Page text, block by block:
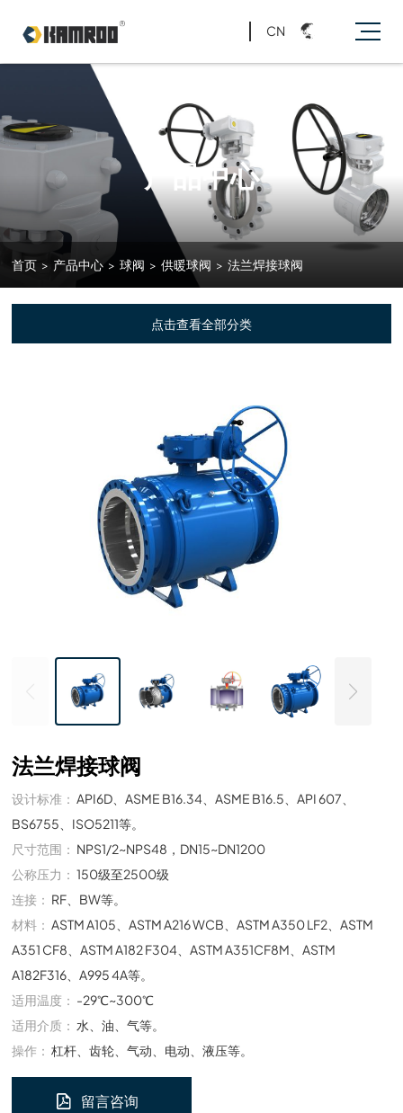
CN
产品中心
首页 > 产品中心 > 球阀 > 供暖球阀 > 法兰焊接球阀
点击查看全部分类
法兰焊接球阀
设计标准： API6D、ASME B16.34、ASME B16.5、API 607、
BS6755、ISO5211等。
尺寸范围： NPS1/2~NPS48，DN15~DN1200
公称压力： 150级至2500级
连接： RF、BW等。
材料： ASTM A105、ASTM A216 WCB、ASTM A350 LF2、ASTM
A351 CF8、ASTM A182 F304、ASTM A351CF8M、ASTM
A182F316、A995 4A等。
适用温度： -29℃~300℃
适用介质： 水、油、气等。
操作： 杠杆、齿轮、气动、电动、液压等。
留言咨询